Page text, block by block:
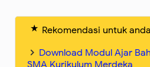
Rekomendasi untuk
Download Modul Ajar